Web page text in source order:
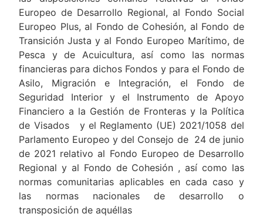
Europeo de Desarrollo Regional, al Fondo Social
Europeo Plus, al Fondo de Cohesión, al Fondo de
Transición Justa y al Fondo Europeo Marítimo, de
Pesca y de Acuicultura, así como las normas
financieras para dichos Fondos y para el Fondo de
Asilo, Migración e Integración, el Fondo de
Seguridad Interior y el Instrumento de Apoyo
Financiero a la Gestión de Fronteras y la Política
de Visados y el Reglamento (UE) 2021/1058 del
Parlamento Europeo y del Consejo de 24 de junio
de 2021 relativo al Fondo Europeo de Desarrollo
Regional y al Fondo de Cohesión , así como las
normas comunitarias aplicables en cada caso y
las normas nacionales de desarrollo o
transposición de aquéllas